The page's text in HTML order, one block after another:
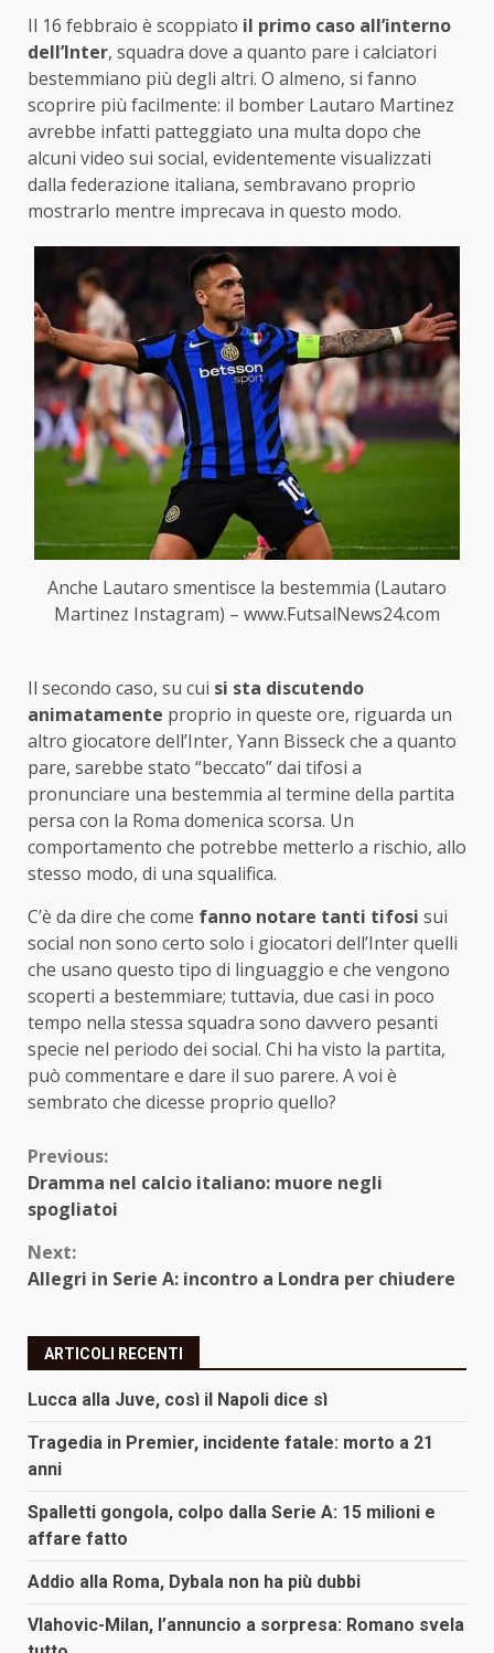
Il 16 febbraio è scoppiato il primo caso all’interno
dell’Inter, squadra dove a quanto pare i calciatori
bestemmiano più degli altri. O almeno, si fanno
scoprire più facilmente: il bomber Lautaro Martinez
avrebbe infatti patteggiato una multa dopo che
alcuni video sui social, evidentemente visualizzati
dalla federazione italiana, sembravano proprio
mostrarlo mentre imprecava in questo modo.
Anche Lautaro smentisce la bestemmia (Lautaro
Martinez Instagram) – www.FutsalNews24.com
Il secondo caso, su cui si sta discutendo
animatamente proprio in queste ore, riguarda un
altro giocatore dell’Inter, Yann Bisseck che a quanto
pare, sarebbe stato “beccato” dai tifosi a
pronunciare una bestemmia al termine della partita
persa con la Roma domenica scorsa. Un
comportamento che potrebbe metterlo a rischio, allo
stesso modo, di una squalifica.
C’è da dire che come fanno notare tanti tifosi sui
social non sono certo solo i giocatori dell’Inter quelli
che usano questo tipo di linguaggio e che vengono
scoperti a bestemmiare; tuttavia, due casi in poco
tempo nella stessa squadra sono davvero pesanti
specie nel periodo dei social. Chi ha visto la partita,
può commentare e dare il suo parere. A voi è
sembrato che dicesse proprio quello?
Continue
Reading
Previous:
Dramma nel calcio italiano: muore negli
spogliatoi
Next:
Allegri in Serie A: incontro a Londra per chiudere
ARTICOLI RECENTI
Lucca alla Juve, così il Napoli dice sì
Tragedia in Premier, incidente fatale: morto a 21
anni
Spalletti gongola, colpo dalla Serie A: 15 milioni e
affare fatto
Addio alla Roma, Dybala non ha più dubbi
Vlahovic-Milan, l’annuncio a sorpresa: Romano svela